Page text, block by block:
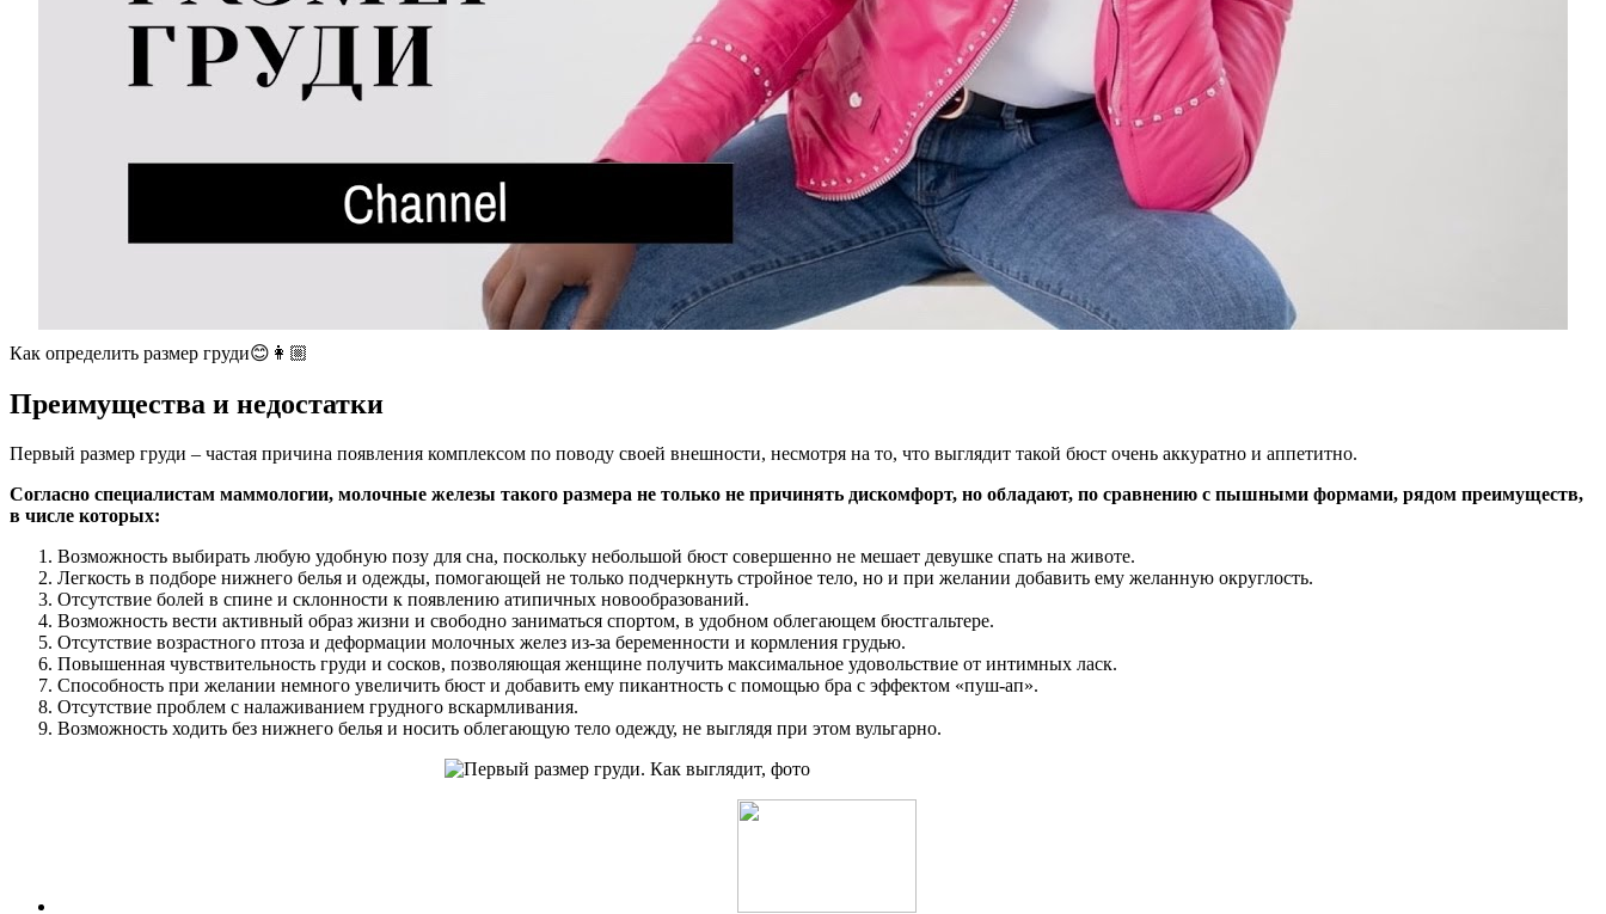
Как определить размер груди😊👩🏼
Преимущества и недостатки
Первый размер груди – частая причина появления комплексом по поводу своей внешности, несмотря на то, что выглядит такой бюст очень аккуратно и аппетитно.
Согласно специалистам маммологии, молочные железы такого размера не только не причинять дискомфорт, но обладают, по сравнению с пышными формами, рядом преимуществ,
в числе которых:
Возможность выбирать любую удобную позу для сна, поскольку небольшой бюст совершенно не мешает девушке спать на животе.
Легкость в подборе нижнего белья и одежды, помогающей не только подчеркнуть стройное тело, но и при желании добавить ему желанную округлость.
Отсутствие болей в спине и склонности к появлению атипичных новообразований.
Возможность вести активный образ жизни и свободно заниматься спортом, в удобном облегающем бюстгальтере.
Отсутствие возрастного птоза и деформации молочных желез из-за беременности и кормления грудью.
Повышенная чувствительность груди и сосков, позволяющая женщине получить максимальное удовольствие от интимных ласк.
Способность при желании немного увеличить бюст и добавить ему пикантность с помощью бра с эффектом «пуш-ап».
Отсутствие проблем с налаживанием грудного вскармливания.
Возможность ходить без нижнего белья и носить облегающую тело одежду, не выглядя при этом вульгарно.